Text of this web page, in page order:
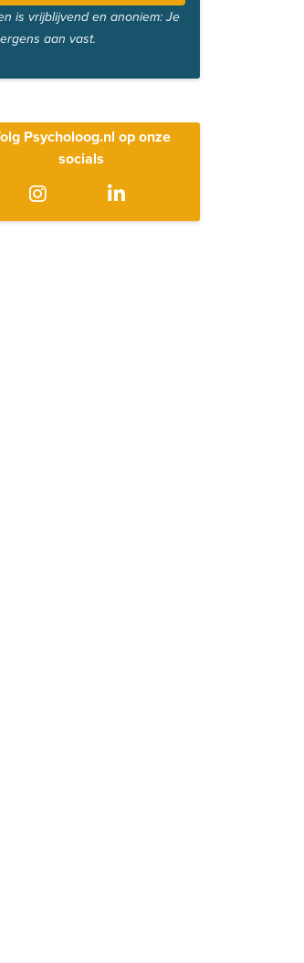
is vrijblijvend en anoniem: Je
aan vast.
Psycholoog.nl op onze
socials